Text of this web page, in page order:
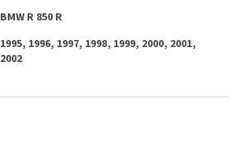
BMW R 850 R
1995, 1996, 1997, 1998, 1999, 2000, 2001,
2002